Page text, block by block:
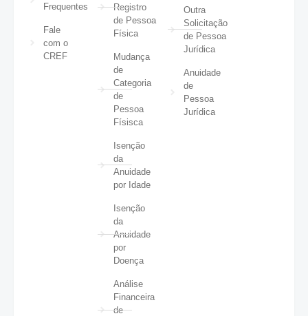
Frequentes
Fale
com o
CREF
Registro
de Pessoa
Física
Mudança
de
Categoria
de
Pessoa
Físisca
Isenção
da
Anuidade
por Idade
Isenção
da
Anuidade
por
Doença
Análise
Financeira
de
Outra
Solicitação
de Pessoa
Jurídica
Anuidade
de
Pessoa
Jurídica